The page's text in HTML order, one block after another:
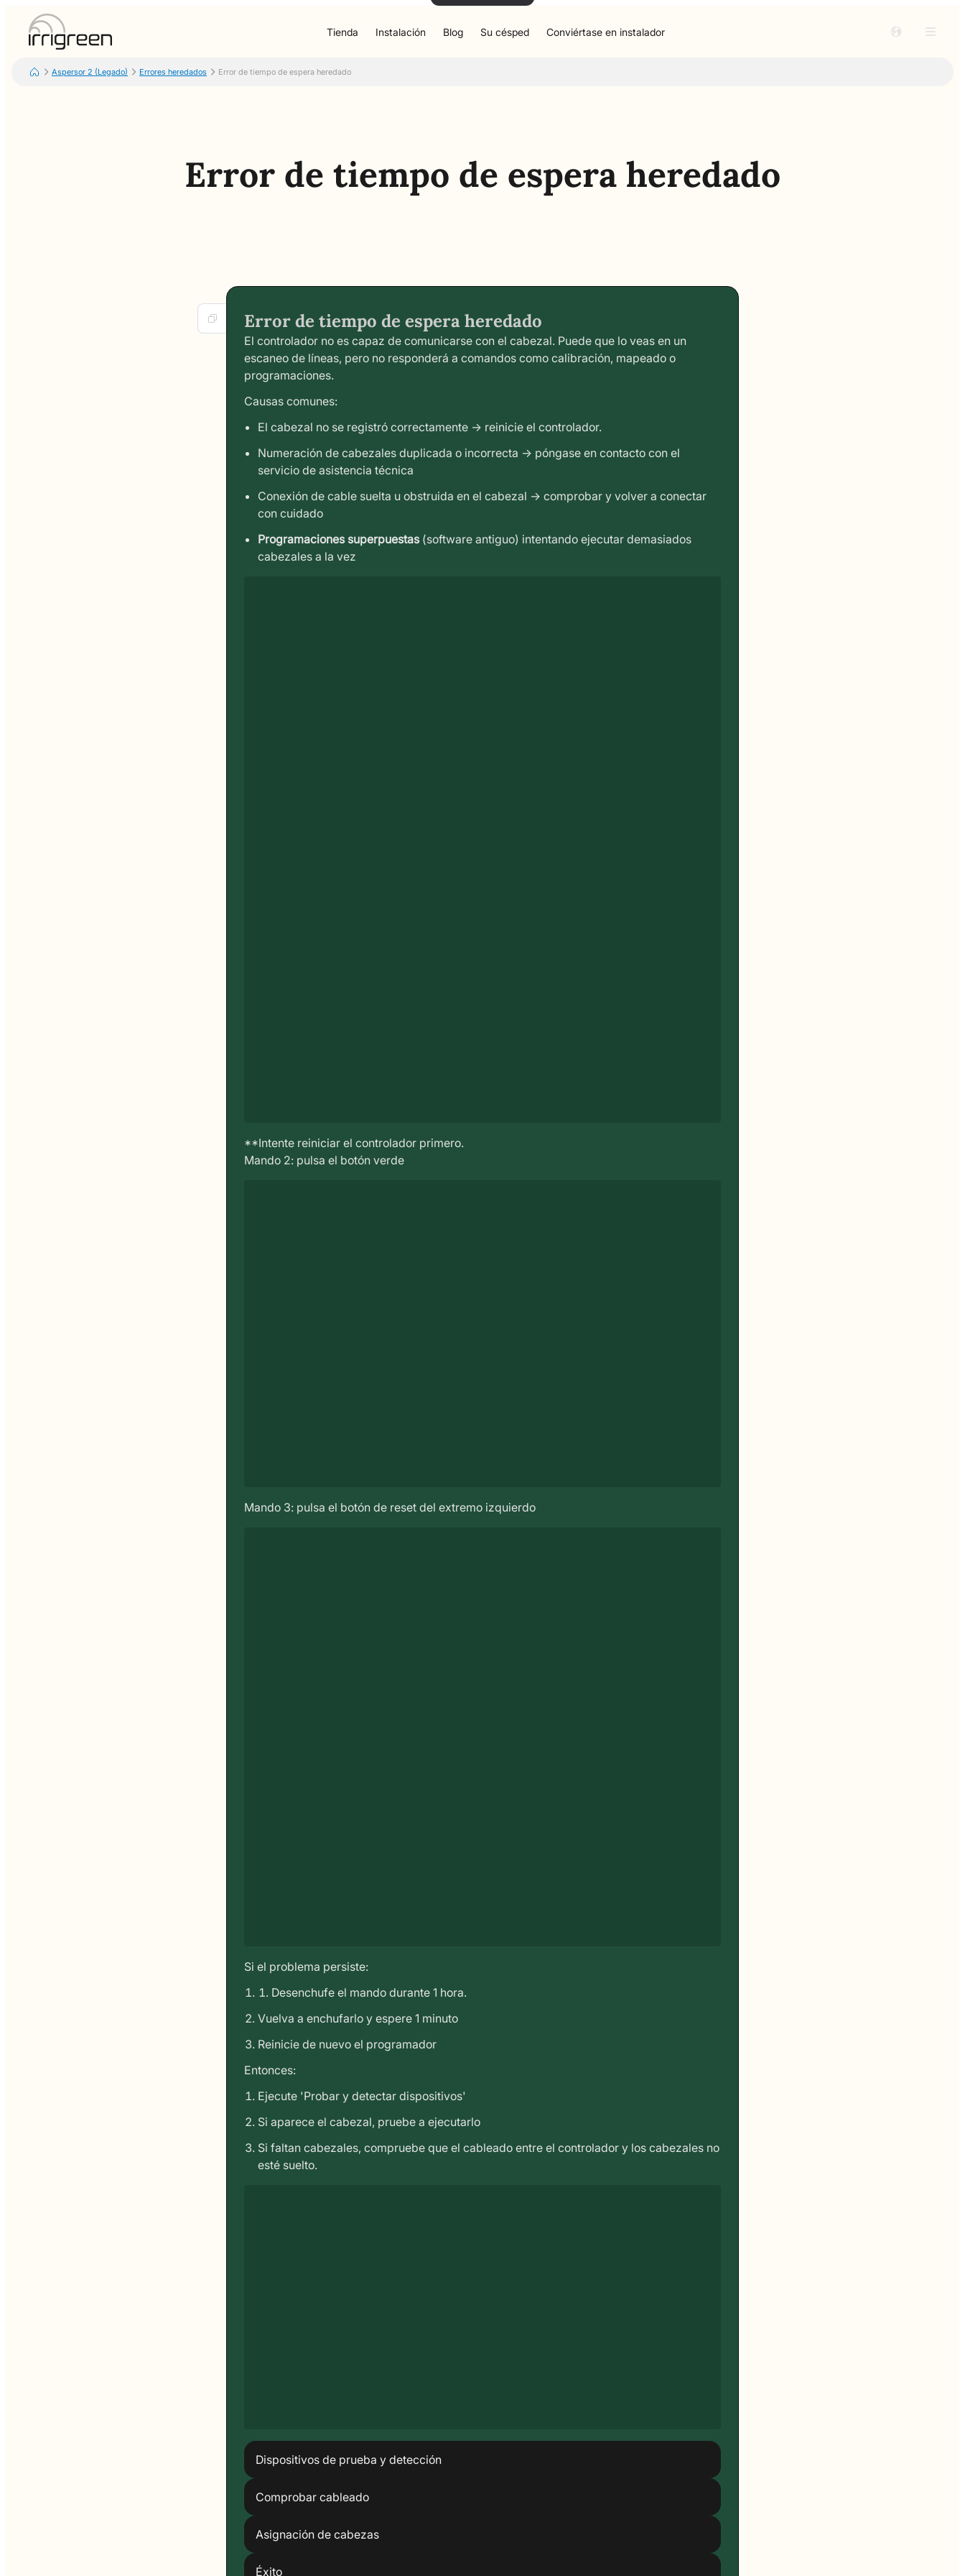
Tienda Instalación Blog Su césped Conviértase en instalador
Aspersor 2 (Legado) Errores heredados Error de tiempo de espera heredado
Error de tiempo de espera heredado
Error de tiempo de espera heredado
El controlador no es capaz de comunicarse con el cabezal. Puede que lo veas en un
escaneo de líneas, pero no responderá a comandos como calibración, mapeado o
programaciones.
Causas comunes:
El cabezal no se registró correctamente → reinicie el controlador.
Numeración de cabezales duplicada o incorrecta → póngase en contacto con el
servicio de asistencia técnica
Conexión de cable suelta u obstruida en el cabezal → comprobar y volver a conectar
con cuidado
Programaciones superpuestas(software antiguo) intentando ejecutar demasiados
cabezales a la vez
**Intente reiniciar el controlador primero.
Mando 2: pulsa el botón verde
Mando 3: pulsa el botón de reset del extremo izquierdo
Si el problema persiste:
Desenchufe el mando durante 1 hora.
Vuelva a enchufarlo y espere 1 minuto
Reinicie de nuevo el programador
Entonces:
Ejecute 'Probar y detectar dispositivos'
Si aparece el cabezal, pruebe a ejecutarlo
Si faltan cabezales, compruebe que el cableado entre el controlador y los cabezales no
esté suelto.
Dispositivos de prueba y detección
Comprobar cableado
Asignación de cabezas
Éxito